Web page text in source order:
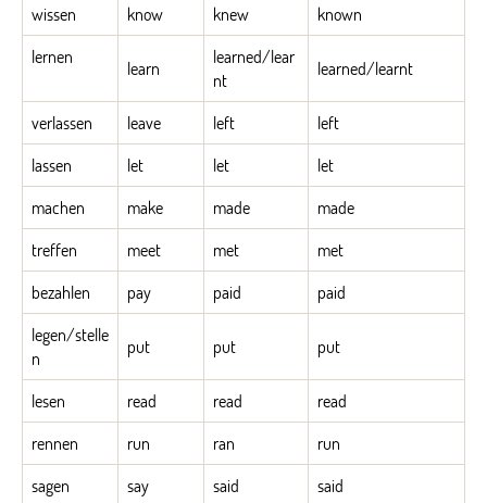
wissen
know knew
known
lernen
learn
learned/lear
nt
learned/learnt
verlassen leave left
left
lassen
let let
let
machen
make made
made
treffen
meet met
met
bezahlen
pay paid
paid
legen/stelle
n
put put put
lesen read read
read
rennen
run ran
run
sagen
say said said